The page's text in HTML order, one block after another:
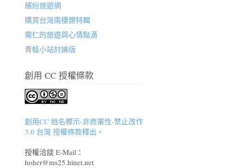
繽紛旅遊網
購買台灣兩棲類特輯
需仁的旅遊與心情點滴
青蛙小站討論版
創用 CC 授權條款
創用CC 姓名標示-非商業性-禁止改作
3.0 台灣 授權條款釋出。
授權洽談 E-Mail：
hoher@ms25.hinet.net